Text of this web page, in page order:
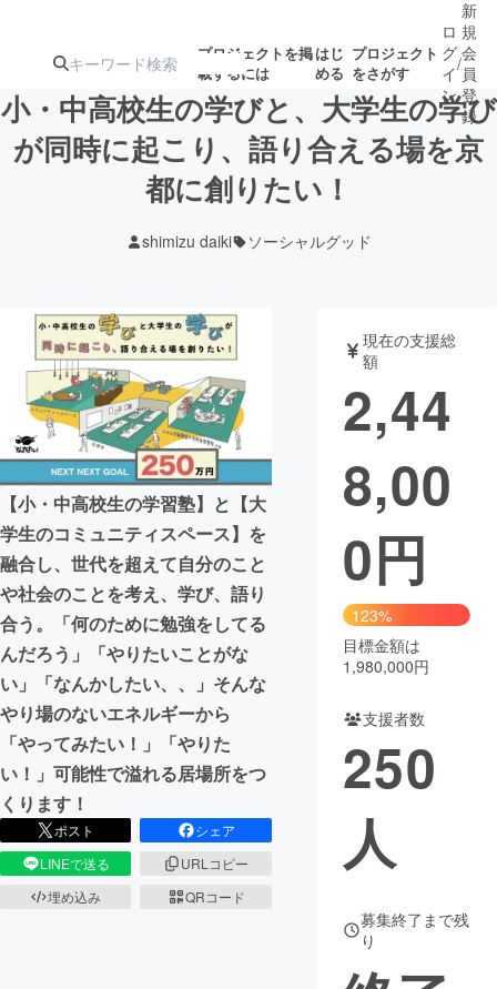
プロジェクトを掲
載するには
はじ
める
プロジェクト
をさがす
注目のリ 注目の新着プロ募集終了が近いプ
テクノロジー・ガジェット
映像・映画 書籍・雑誌
ビジネス・起業 チャレンジ
まちづくり・地域活性化
CAMPFIRE for Social Good
CAMPFIRE Creation
CAMPFIREふるさと納税
コミュニティ
ロ
グ
イ
ン
/
新
規
会
員
登
録
小・中高校生の学びと、大学生の学び
が同時に起こり、語り合える場を京
都に創りたい！
shimizu daiki ソーシャルグッド
【小・中高校生の学習塾】と【大
学生のコミュニティスペース】を
融合し、世代を超えて自分のこと
や社会のことを考え、学び、語り
合う。「何のために勉強をしてる
んだろう」「やりたいことがな
い」「なんかしたい、、」そんな
やり場のないエネルギーから
「やってみたい！」「やりた
い！」可能性で溢れる居場所をつ
くります！
ポスト
シェア
LINEで送る
URLコピー
埋め込み
QRコード
現在の支援総
額
2,44
8,00
0円
123%
目標金額は
1,980,000円
支援者数
250
人
募集終了まで残
り